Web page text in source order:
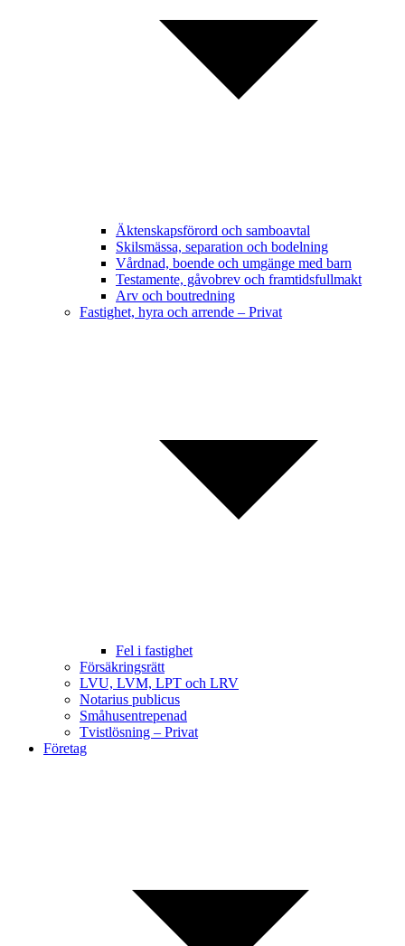
Äktenskapsförord och samboavtal
Skilsmässa, separation och bodelning
Vårdnad, boende och umgänge med barn
Testamente, gåvobrev och framtidsfullmakt
Arv och boutredning
Fastighet, hyra och arrende – Privat
Fel i fastighet
Försäkringsrätt
LVU, LVM, LPT och LRV
Notarius publicus
Småhusentrepenad
Tvistlösning – Privat
Företag